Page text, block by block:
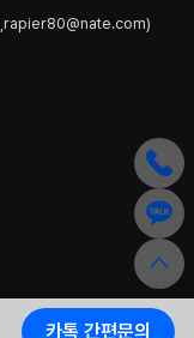
카톡 간편문의
rapier80@nate.com)